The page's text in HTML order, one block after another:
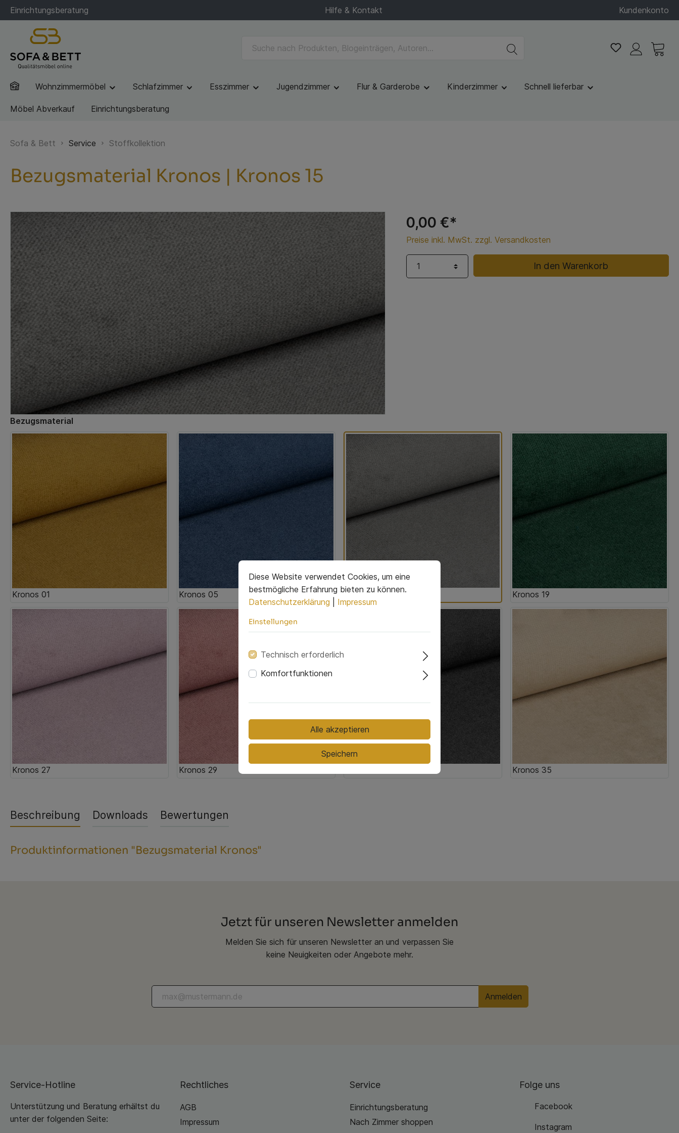
Einrichtungsberatung Hilfe & Kontakt Kundenkonto
Wohnzimmermöbel Schlafzimmer Esszimmer Jugendzimmer Flur & Garderobe Kinderzimmer Schnell lieferbar
Möbel Abverkauf Einrichtungsberatung
Sofa & Bett Service Stoffkollektion
Bezugsmaterial Kronos | Kronos 15
0,00 €*
Preise inkl. MwSt. zzgl. Versandkosten
In den Warenkorb
Bezugsmaterial
Kronos 01 Kronos 05 Kronos 15 Kronos 19
Kronos 27 Kronos 29 Kronos 35
Beschreibung Downloads Bewertungen
Produktinformationen "Bezugsmaterial Kronos"
Jetzt für unseren Newsletter anmelden
Melden Sie sich für unseren Newsletter an und verpassen Sie
keine Neuigkeiten oder Angebote mehr.
Anmelden
Service-Hotline
Unterstützung und Beratung erhältst du
unter der folgenden Seite:
Folge uns
Facebook
Instagram
Rechtliches
AGB
Impressum
Service
Einrichtungsberatung
Nach Zimmer shoppen
Diese Website verwendet Cookies, um eine
bestmögliche Erfahrung bieten zu können.
Datenschutzerklärung
Impressum
Einstellungen
Technisch erforderlich
Komfortfunktionen
Alle akzeptieren
Speichern